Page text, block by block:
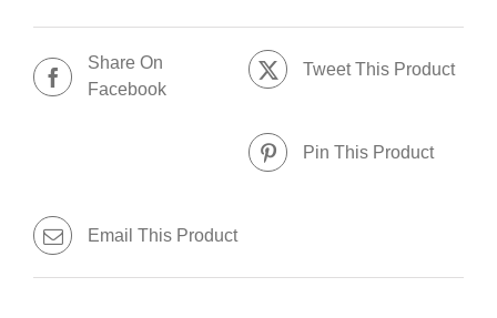
Share On
Facebook
Tweet This Product
Pin This Product
Email This Product